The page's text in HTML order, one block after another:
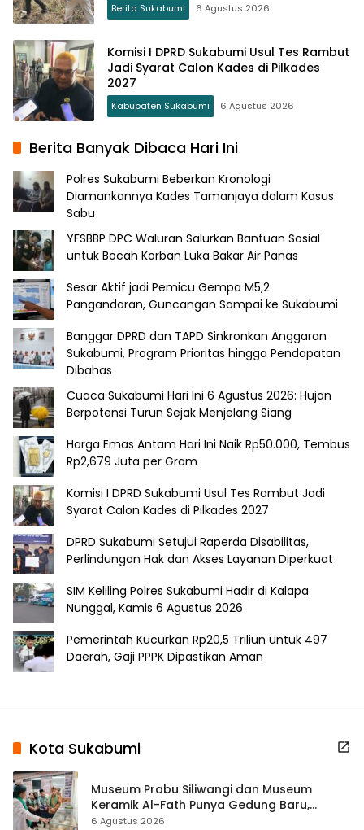
Berita Sukabumi 6 Agustus 2026
Komisi I DPRD Sukabumi Usul Tes Rambut
Jadi Syarat Calon Kades di Pilkades
2027
Kabupaten Sukabumi 6 Agustus 2026
Berita Banyak Dibaca Hari Ini
Polres Sukabumi Beberkan Kronologi
Diamankannya Kades Tamanjaya dalam Kasus
Sabu
YFSBBP DPC Waluran Salurkan Bantuan Sosial
untuk Bocah Korban Luka Bakar Air Panas
Sesar Aktif jadi Pemicu Gempa M5,2
Pangandaran, Guncangan Sampai ke Sukabumi
Banggar DPRD dan TAPD Sinkronkan Anggaran
Sukabumi, Program Prioritas hingga Pendapatan
Dibahas
Cuaca Sukabumi Hari Ini 6 Agustus 2026: Hujan
Berpotensi Turun Sejak Menjelang Siang
Harga Emas Antam Hari Ini Naik Rp50.000, Tembus
Rp2,679 Juta per Gram
Komisi I DPRD Sukabumi Usul Tes Rambut Jadi
Syarat Calon Kades di Pilkades 2027
DPRD Sukabumi Setujui Raperda Disabilitas,
Perlindungan Hak dan Akses Layanan Diperkuat
SIM Keliling Polres Sukabumi Hadir di Kalapa
Nunggal, Kamis 6 Agustus 2026
Pemerintah Kucurkan Rp20,5 Triliun untuk 497
Daerah, Gaji PPPK Dipastikan Aman
Kota Sukabumi
Museum Prabu Siliwangi dan Museum
Keramik Al-Fath Punya Gedung Baru,
Hampir 500 Koleksi Dipisahkan
6 Agustus 2026